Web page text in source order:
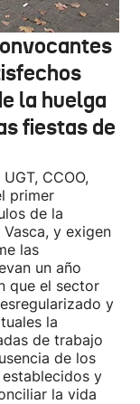
la huelga
fiestas de
CCOO,
primer
de la
y exigen
las
un año
que el sector
y
la
de trabajo
de los
y
la vida